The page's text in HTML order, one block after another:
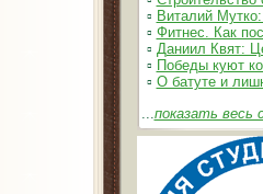
▫ Виталий
▫ Фитнес. Как
▫ Даниил Квят:
▫ Победы куют
▫ О батуте и
...показать весь